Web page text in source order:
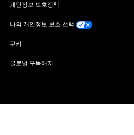
개인정보 보호정책
나의 개인정보 보호 선택
쿠키
글로벌 구독해지